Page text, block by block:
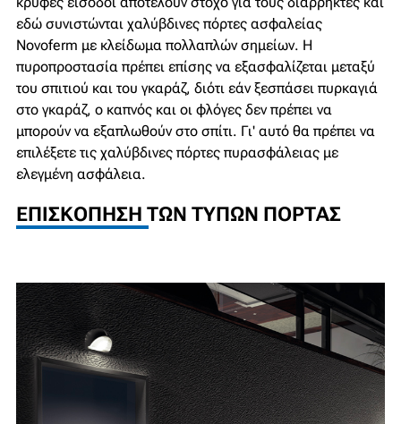
εδώ συνιστώνται χαλύβδινες πόρτες ασφαλείας
Novoferm με κλείδωμα πολλαπλών σημείων. Η
πυροπροστασία πρέπει επίσης να εξασφαλίζεται μεταξύ
του σπιτιού και του γκαράζ, διότι εάν ξεσπάσει πυρκαγιά
στο γκαράζ, ο καπνός και οι φλόγες δεν πρέπει να
μπορούν να εξαπλωθούν στο σπίτι. Γι' αυτό θα πρέπει να
επιλέξετε τις χαλύβδινες πόρτες πυρασφάλειας με
ελεγμένη ασφάλεια.
ΕΠΙΣΚΌΠΗΣΗ ΤΩΝ ΤΎΠΩΝ ΠΌΡΤΑΣ